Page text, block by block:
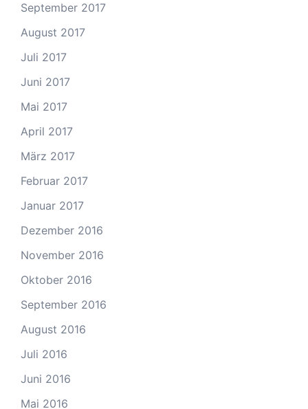
September 2017
August 2017
Juli 2017
Juni 2017
Mai 2017
April 2017
März 2017
Februar 2017
Januar 2017
Dezember 2016
November 2016
Oktober 2016
September 2016
August 2016
Juli 2016
Juni 2016
Mai 2016